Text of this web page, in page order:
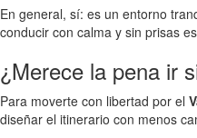
En general, sí: es un entorno
conducir con calma y sin prisas
¿Merece la pena ir
Para moverte con libertad por el
diseñar el itinerario con menos